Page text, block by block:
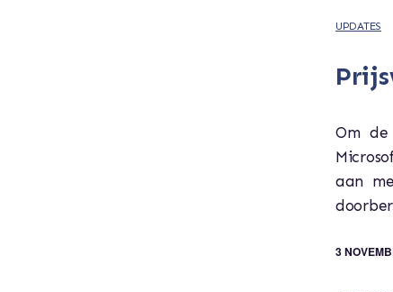
UPDATES
Om
aan
3